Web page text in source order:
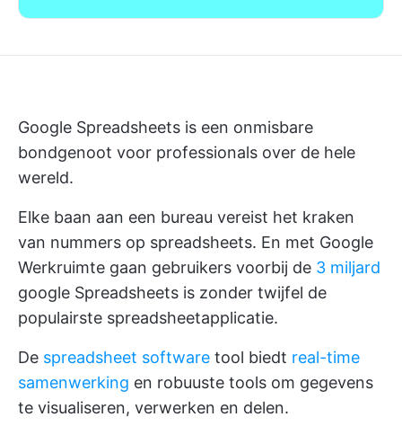
Google Spreadsheets is een onmisbare
bondgenoot voor professionals over de hele
wereld.
Elke baan aan een bureau vereist het kraken
van nummers op spreadsheets. En met Google
Werkruimte gaan gebruikers voorbij de 3 miljard
google Spreadsheets is zonder twijfel de
populairste spreadsheetapplicatie.
De spreadsheet software tool biedt real-time
samenwerking en robuuste tools om gegevens
te visualiseren, verwerken en delen.